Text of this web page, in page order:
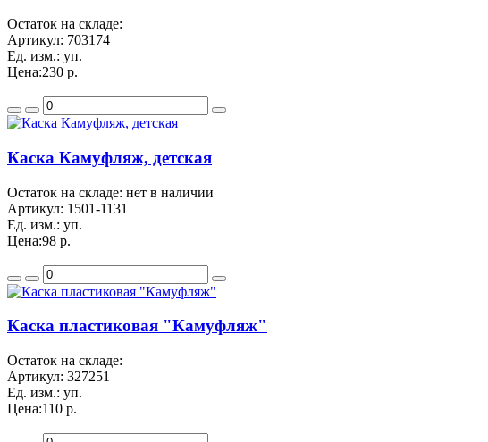
Остаток на складе:
Артикул: 703174
Ед. изм.: уп.
Цена:230 р.
Каска Камуфляж, детская
Остаток на складе: нет в наличии
Артикул: 1501-1131
Ед. изм.: уп.
Цена:98 р.
Каска пластиковая "Камуфляж"
Остаток на складе:
Артикул: 327251
Ед. изм.: уп.
Цена:110 р.